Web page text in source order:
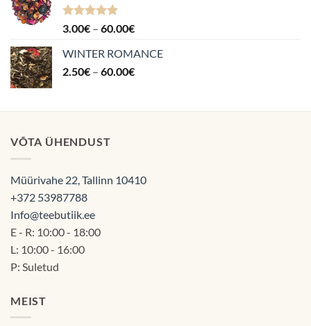
Hinnanguga
3.00€ – 60.00€Hinnavahemik:
kuni
60.00€
WINTER ROMANCE
2.50€ – 60.00€Hinnavahemik:
60.00€
VÕTA ÜHENDUST
Müürivahe 22, Tallinn 10410
+372 53987788
Info@teebutiik.ee
E - R: 10:00 - 18:00
L: 10:00 - 16:00
P: Suletud
MEIST